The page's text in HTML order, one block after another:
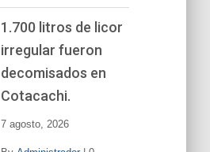
1.700 litros de licor
irregular fueron
decomisados en
Cotacachi.
7 agosto, 2026